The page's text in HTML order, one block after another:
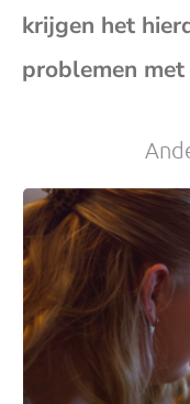
krijgen het
problemen